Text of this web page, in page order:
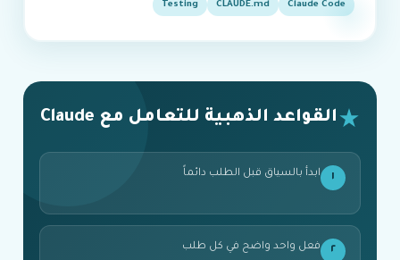
Claude Code
CLAUDE.md
Testing
القواعد الذهبية للتعامل مع Claude
١ ابدأ بالسياق قبل الطلب دائماً
٢ فعل واحد واضح في كل طلب